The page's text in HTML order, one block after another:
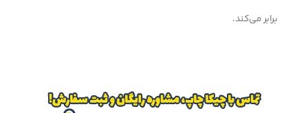
برابر می‌کند.